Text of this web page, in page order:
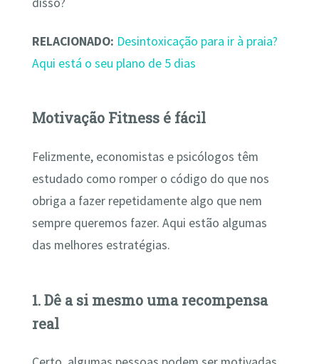
RELACIONADO: Desintoxicação para ir à praia?
Aqui está o seu plano de 5 dias
Motivação Fitness é fácil
Felizmente, economistas e psicólogos têm
estudado como romper o código do que nos
obriga a fazer repetidamente algo que nem
sempre queremos fazer. Aqui estão algumas
das melhores estratégias.
1. Dê a si mesmo uma recompensa
real